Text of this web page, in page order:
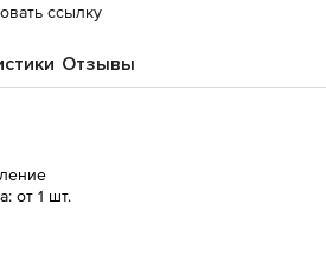
ссылку
Отзывы
от 1 шт.